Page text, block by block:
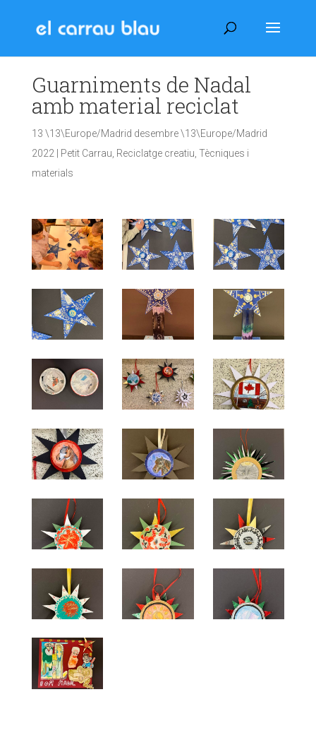
Guarniments de Nadal
amb material reciclat
13 \13\Europe/Madrid desembre \13\Europe/Madrid
2022
Petit Carrau Reciclatge creatiu Tècniques i
materials